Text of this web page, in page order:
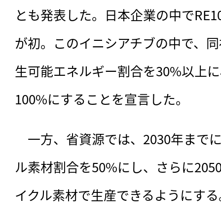
とも発表した。日本企業の中で
が初。このイニシアチブの中で、
生可能エネルギー割合を30%以上
100%にすることを宣言した。
一方、省資源では、2030年まで
ル素材割合を50%にし、さらに
イクル素材で生産できるようにす